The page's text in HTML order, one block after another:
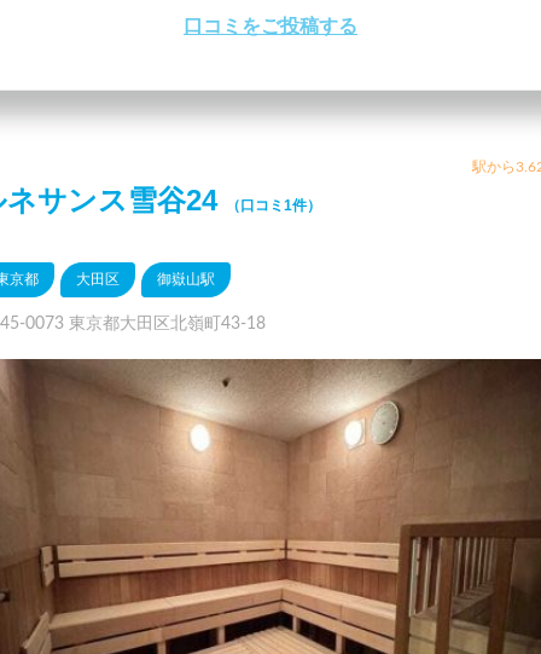
口コミをご投稿する
駅から
ネサンス雪谷24 （口コミ1件）
京都 大田区 御嶽山駅
0073 東京都大田区北嶺町43-18